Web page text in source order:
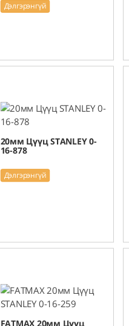
Дэлгэрэнгүй
20мм Цүүц STANLEY 0-
16-878
Дэлгэрэнгүй
FATMAX 20мм Цүүц